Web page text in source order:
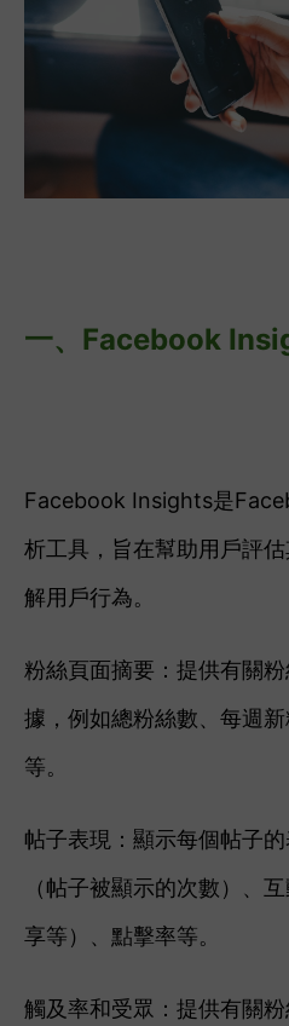
一、 Facebook
Facebook Insights是
析工具，旨在幫助用戶評
解用戶行為。
粉絲頁面摘要：提供有關
據，例如總粉絲數、每週
等。
帖子表現：顯示每個帖子
（帖子被顯示的次數）、
享等）、點擊率等。
觸及率和受眾：提供有關